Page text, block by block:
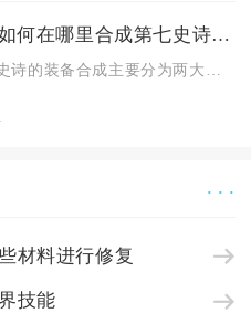
何在哪里合成第七史诗装备
· · ·
材料进行修复
技能